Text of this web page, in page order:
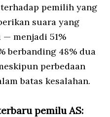
pemilih yang
suara yang
menjadi 51%
berbanding 48% dua
perbedaan
batas kesalahan.
pemilu AS: